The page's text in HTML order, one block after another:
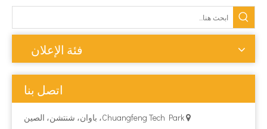
فئة الإعلان
اتصل بنا
 Chuangfeng Tech Park، باوان، شنتشن، الصين